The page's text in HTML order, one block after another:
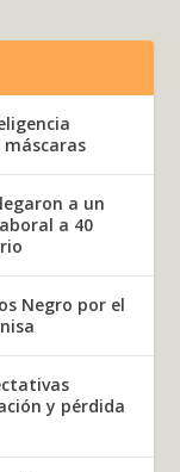
a un
a 40
Negro por el
y pérdida